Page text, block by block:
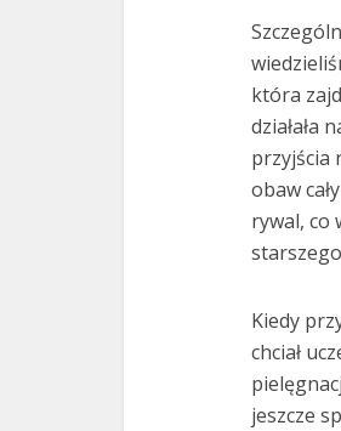
która
działała
przyjścia
obaw
rywal, co
Kiedy
chciał
jeszcze